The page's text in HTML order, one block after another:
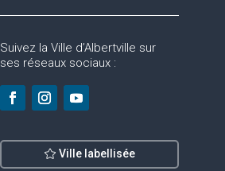
Suivez la Ville d’Albertville sur
ses réseaux sociaux :
Ville labellisée